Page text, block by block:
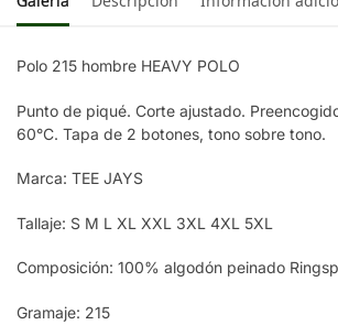
Polo 215 hombre HEAVY POLO
Punto de piqué. Corte ajustado.
60°C. Tapa de 2 botones, tono sobre tono.
Marca: TEE JAYS
Tallaje: S M L XL XXL 3XL 4XL 5XL
Composición: 100% algodón peinado
Gramaje: 215